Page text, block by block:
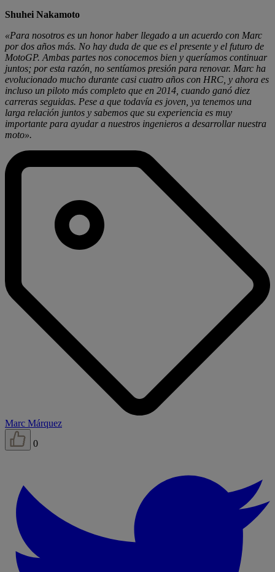
Shuhei Nakamoto
«Para nosotros es un honor haber llegado a un acuerdo con Marc
por dos años más. No hay duda de que es el presente y el futuro de
MotoGP. Ambas partes nos conocemos bien y queríamos continuar
juntos; por esta razón, no sentíamos presión para renovar. Marc ha
evolucionado mucho durante casi cuatro años con HRC, y ahora es
incluso un piloto más completo que en 2014, cuando ganó diez
carreras seguidas. Pese a que todavía es joven, ya tenemos una
larga relación juntos y sabemos que su experiencia es muy
importante para ayudar a nuestros ingenieros a desarrollar nuestra
moto».
Marc Márquez
0